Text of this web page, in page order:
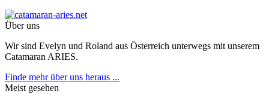
Über uns
Wir sind Evelyn und Roland aus Österreich unterwegs mit unserem
Catamaran ARIES.
Finde mehr über uns heraus ...
Meist gesehen